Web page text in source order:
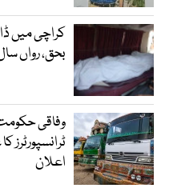
کراچی میں
بحق، رواں سال
وفاقی
اعلان